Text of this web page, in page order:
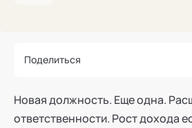
Поделиться
Новая должность. Еще одна.
ответственности. Рост дохода